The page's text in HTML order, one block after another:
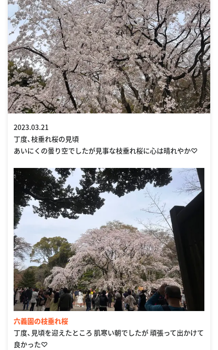
2023.03.21
丁度、枝垂れ桜の見頃
あいにくの曇り空でしたが見事な枝垂れ桜に心は晴れやか♡
六義園の枝垂れ桜
丁度、見頃を迎えたところ 肌寒い朝でしたが 頑張って出かけて
良かった♡